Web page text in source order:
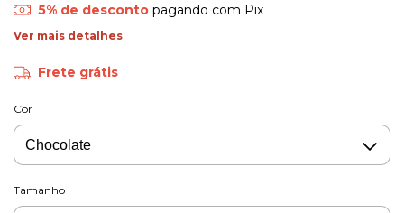
5% de descontopagando com Pix
Ver mais detalhes
Frete grátis
Cor
Tamanho